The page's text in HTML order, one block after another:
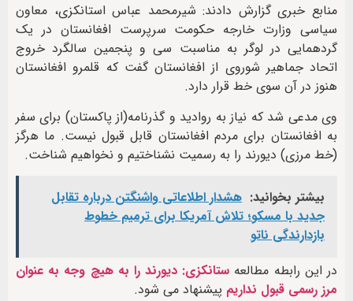
منابع خبری گزارش دادند: شیرمحمد عباس استانکزی، معاون
سیاسی وزارت خارجه حکومت سرپرست افغانستان در یک
گردهمایی در لوگر به مناسبت سی و پنجمین سالگرد خروج
اتحاد جماهیر شوروی از افغانستان گفت که قلمرو افغانستان
هنوز در آن سوی خط قرار دارد.
وی مدعی شد که نیاز به روادید و گذرنامه(از پاکستان) برای سفر
به افغانستان برای مردم افغانستان قابل قبول نیست. ما هرگز
(خط مرزی) دیورند را به رسمیت نشناختیم و نخواهیم شناخت.
بیشتر بخوانید: هشدار اطلاعاتی واشنگتن درباره تقابل
جدید با مسکو؛ تلاش آمریکا برای ترمیم خطوط
بازدارندگی ناتو
در این رابطه مطالعه ستانکزی: دیورند را به هیچ وجه به عنوان
مرز رسمی قبول نداریم پیشنهاد می شود.